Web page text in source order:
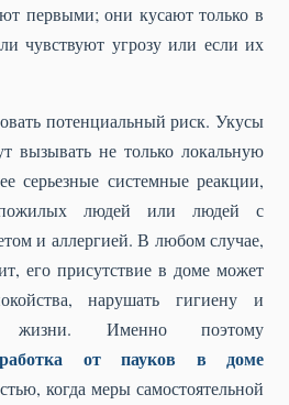
первыми; они кусают только в
чувствуют угрозу или если их
потенциальный риск. Укусы
вызывать не только локальную
серьезные системные реакции,
людей или людей с
и аллергией. В любом случае,
его присутствие в доме может
нарушать гигиену и
жизни. Именно поэтому
от пауков в доме
когда меры самостоятельной